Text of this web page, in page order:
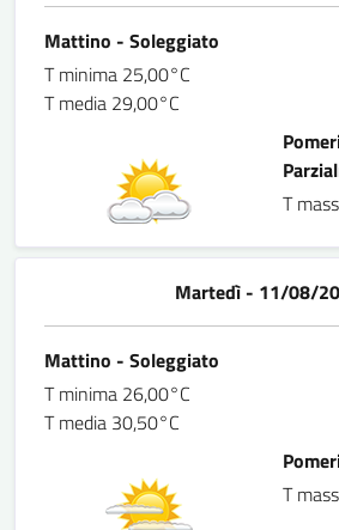
Mattino - Soleggiato
T minima 25,00°C
T media 29,00°C
T
Martedì - 11/08/
Mattino - Soleggiato
T minima 26,00°C
T media 30,50°C
T